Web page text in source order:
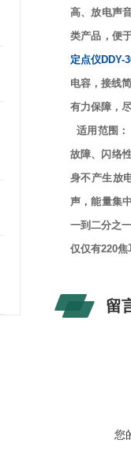
高、放电声
类产品，便
定点仪DDY-
电容，接线
有力保障，
适用范围：
故障、闪络
身不产生放
声，能量集
一到二分之
仅仅有220
留
您